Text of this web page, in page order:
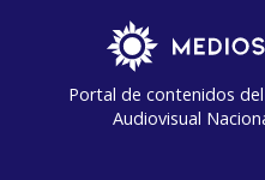
Portal de contenidos
Audiovisual